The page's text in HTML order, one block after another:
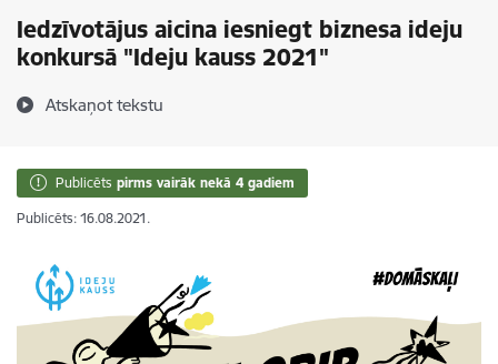
Iedzīvotājus aicina iesniegt biznesa ideju
konkursā "Ideju kauss 2021"
Atskaņot tekstu
Publicēts pirms vairāk nekā 4 gadiem
Publicēts: 16.08.2021.